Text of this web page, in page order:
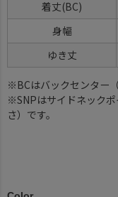
着丈(BC)
身幅
ゆき丈
※BCはバックセンター
※SNPはサイドネック
さ）です。